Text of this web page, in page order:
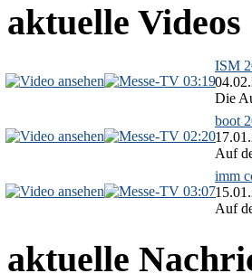
aktuelle Videos
03:19
ISM
Die
02:20
boot
Auf
03:07
imm
Auf
aktuelle